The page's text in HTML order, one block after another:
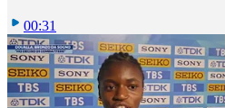
00:31